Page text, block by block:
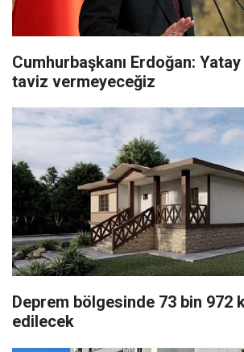
Cumhurbaşkanı Erdoğan:
taviz vermeyeceğiz
Deprem bölgesinde 73 bin 972
edilecek